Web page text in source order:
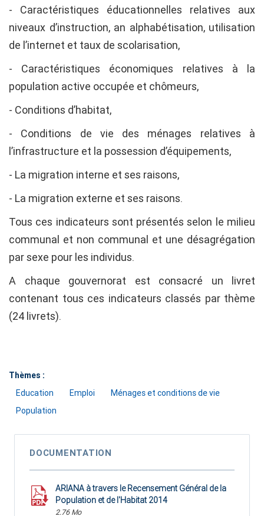
- Caractéristiques éducationnelles relatives aux
niveaux d’instruction, an alphabétisation, utilisation
de l’internet et taux de scolarisation,
- Caractéristiques économiques relatives à la
population active occupée et chômeurs,
- Conditions d’habitat,
- Conditions de vie des ménages relatives à
l’infrastructure et la possession d’équipements,
- La migration interne et ses raisons,
- La migration externe et ses raisons.
Tous ces indicateurs sont présentés selon le milieu
communal et non communal et une désagrégation
par sexe pour les individus.
A chaque gouvernorat est consacré un livret
contenant tous ces indicateurs classés par thème
(24 livrets).
Thèmes :
Education
Emploi
Ménages et conditions de vie
Population
DOCUMENTATION
ARIANA à travers le Recensement Général de la
Population et de l'Habitat 2014
2.76 Mo